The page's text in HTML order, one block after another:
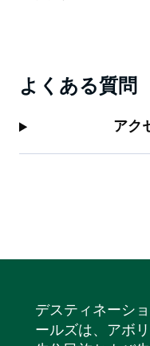
ッシュウォーキングコ
近くの川で釣りを楽
よくある質問
アク
デスティネーシ
ールズは、アボ